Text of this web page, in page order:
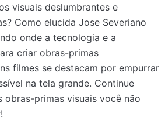
visuais deslumbrantes e
Como elucida Jose Severiano
onde a tecnologia e a
criar obras-primas
filmes se destacam por empurrar
na tela grande. Continue
obras-primas visuais você não